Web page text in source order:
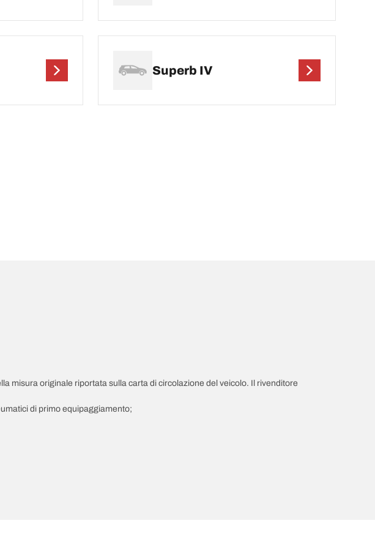
Superb IV
misura originale riportata sulla carta di circolazione del veicolo. Il rivenditore
di primo equipaggiamento;